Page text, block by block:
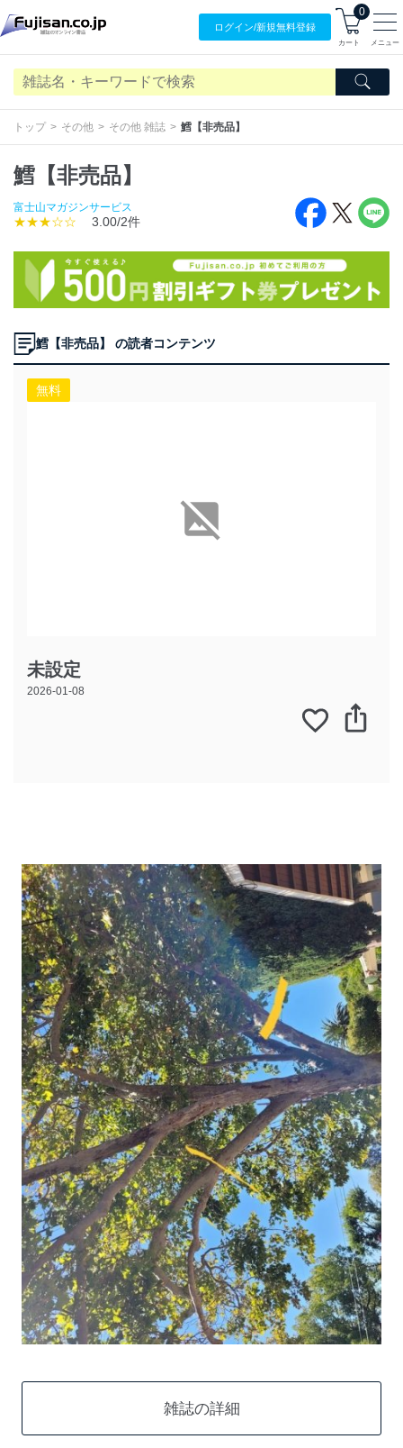
ログイン/新規無料登録
0
カート メニュー
トップ その他 その他 雑誌 鱈【非売品】
鱈【非売品】
富士山マガジンサービス
★★★☆☆ 3.00/2件
鱈【非売品】 の読者コンテンツ
無料
未設定
2026-01-08
雑誌の詳細